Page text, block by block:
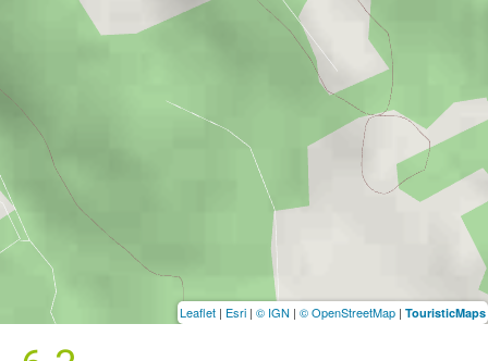
Leaflet | Esri | © IGN | © OpenStreetMap | TouristicMaps